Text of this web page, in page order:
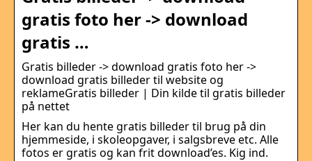
gratis foto her -> download
gratis …
Gratis billeder -> download gratis foto her ->
download gratis billeder til website og
reklameGratis billeder | Din kilde til gratis billeder
på nettet
Her kan du hente gratis billeder til brug på din
hjemmeside, i skoleopgaver, i salgsbreve etc. Alle
fotos er gratis og kan frit download’es. Kig ind.